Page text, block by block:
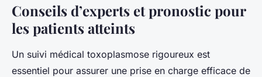
Conseils d’experts et pronostic pour
les patients atteints
Un suivi médical toxoplasmose rigoureux est
essentiel pour assurer une prise en charge efficace de